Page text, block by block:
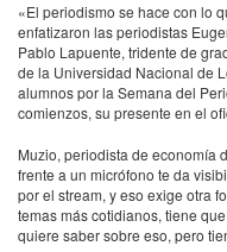
«El periodismo se hace con lo
enfatizaron las periodistas
Pablo Lapuente, tridente de
de la Universidad Nacional de
alumnos por la Semana del
comienzos, su presente en el
Muzio, periodista de economía
frente a un micrófono te da
por el stream, y eso exige otra
temas más cotidianos, tiene
quiere saber sobre eso, pero